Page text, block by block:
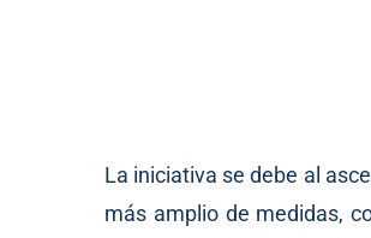
La iniciativa se debe al
más amplio de medidas,